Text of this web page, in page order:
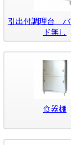
引出付調理台 バ
ド無し
食器棚